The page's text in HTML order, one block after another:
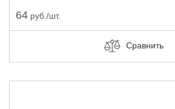
64 руб./шт.
Сравнить